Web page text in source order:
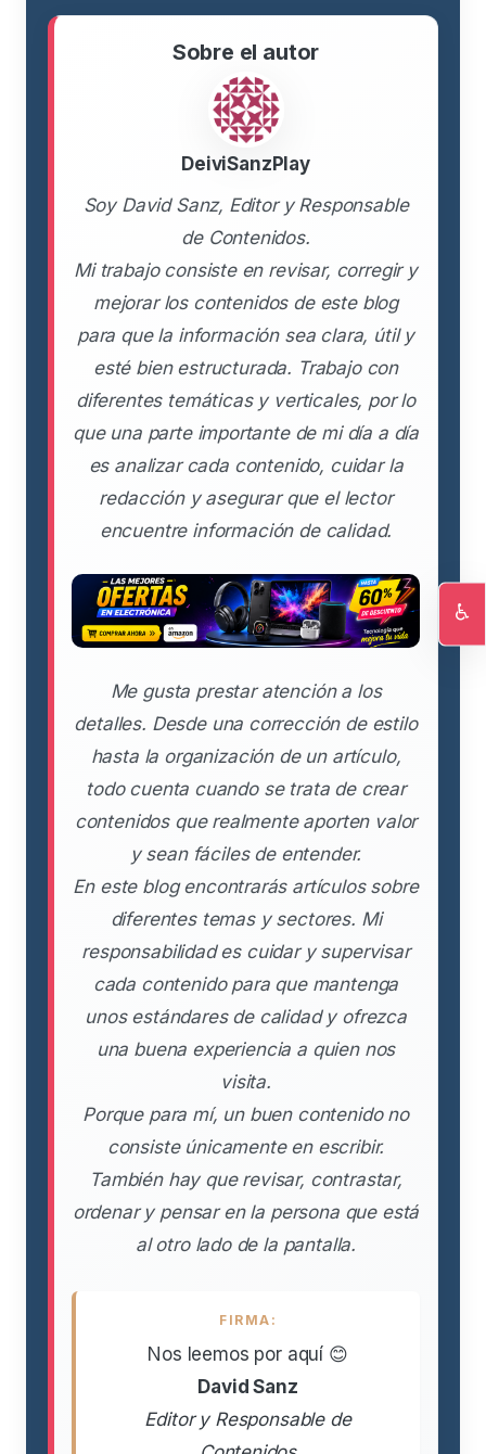
Sobre el autor
DeiviSanzPlay
Soy David Sanz, Editor y Responsable
de Contenidos.
Mi trabajo consiste en revisar, corregir y
mejorar los contenidos de este blog
para que la información sea clara, útil y
esté bien estructurada. Trabajo con
diferentes temáticas y verticales, por lo
que una parte importante de mi día a día
es analizar cada contenido, cuidar la
redacción y asegurar que el lector
encuentre información de calidad.
Me gusta prestar atención a los
detalles. Desde una corrección de estilo
hasta la organización de un artículo,
todo cuenta cuando se trata de crear
contenidos que realmente aporten valor
y sean fáciles de entender.
En este blog encontrarás artículos sobre
diferentes temas y sectores. Mi
responsabilidad es cuidar y supervisar
cada contenido para que mantenga
unos estándares de calidad y ofrezca
una buena experiencia a quien nos
visita.
Porque para mí, un buen contenido no
consiste únicamente en escribir.
También hay que revisar, contrastar,
ordenar y pensar en la persona que está
al otro lado de la pantalla.
FIRMA:
Nos leemos por aquí 😊
David Sanz
Editor y Responsable de
♿